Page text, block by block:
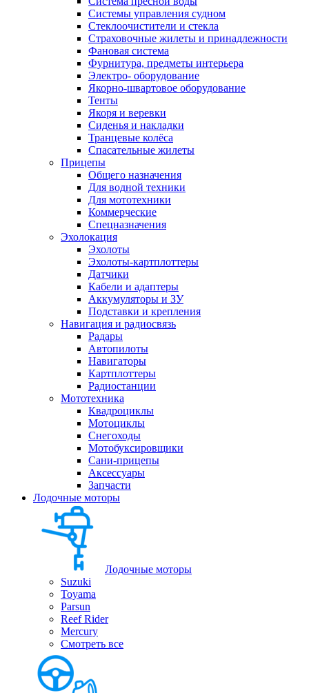
Системы управления судном
Стеклоочистители и стекла
Страховочные жилеты и принадлежности
Фановая система
Фурнитура, предметы интерьера
Электро- оборудование
Якорно-швартовое оборудование
Тенты
Якоря и веревки
Сиденья и накладки
Транцевые колёса
Спасательные жилеты
Прицепы
Общего назначения
Для водной техники
Для мототехники
Коммерческие
Спецназначения
Эхолокация
Эхолоты
Эхолоты-картплоттеры
Датчики
Кабели и адаптеры
Аккумуляторы и ЗУ
Подставки и крепления
Навигация и радиосвязь
Радары
Автопилоты
Навигаторы
Картплоттеры
Радиостанции
Мототехника
Квадроциклы
Мотоциклы
Снегоходы
Мотобуксировщики
Сани-прицепы
Аксессуары
Запчасти
Лодочные моторы
Лодочные моторы
Suzuki
Toyama
Parsun
Reef Rider
Mercury
Смотреть все